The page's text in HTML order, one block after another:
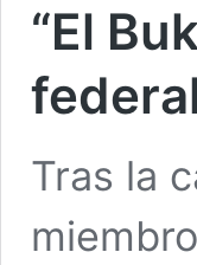
“El
Tras la